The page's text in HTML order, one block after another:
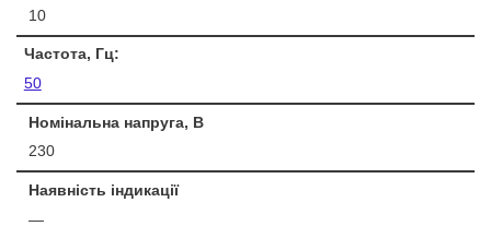
10
Частота, Гц:
50
Номінальна напруга, В
230
Наявність індикації
—